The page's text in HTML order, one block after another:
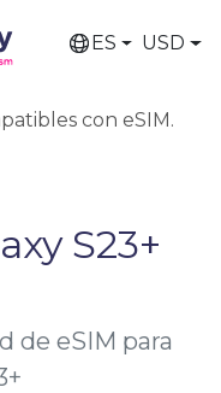
ES USD
con eSIM.
S23+
de eSIM para